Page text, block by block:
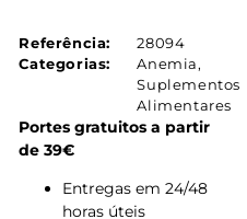
Referência:
28094
Categorias:
Anemia,
Suplementos
Alimentares
Portes gratuitos a partir
de 39€
Entregas em 24/48
horas úteis